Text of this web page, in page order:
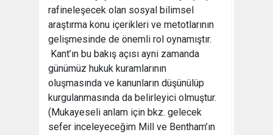
rafineleşecek olan sosyal bilimsel
araştırma konu içerikleri ve metotlarının
gelişmesinde de önemli rol oynamıştır.
Kant’ın bu bakış açısı ayni zamanda
günümüz hukuk kuramlarının
oluşmasında ve kanunların düşünülüp
kurgulanmasında da belirleyici olmuştur.
(Mukayeseli anlam için bkz. gelecek
sefer inceleyeceğim Mill ve Bentham’ın